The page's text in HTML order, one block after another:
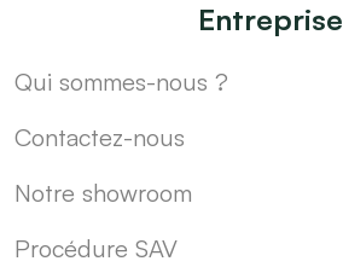
Entreprise
Qui sommes-nous ?
Contactez-nous
Notre showroom
Procédure SAV